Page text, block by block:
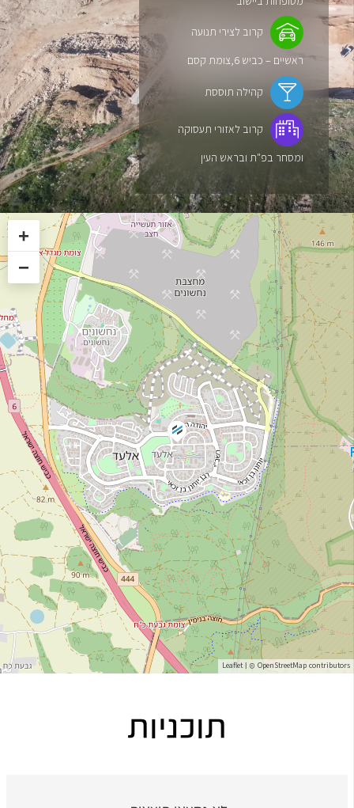
קרוב לצירי תנועה
ראשיים – כביש 6,צומת קסם
קהילה תוססת
קרוב לאזורי תעסוקה
ומסחר בפ"ת ובראש העין
+
−
Leaflet| © OpenStreetMap contributors
תוכניות